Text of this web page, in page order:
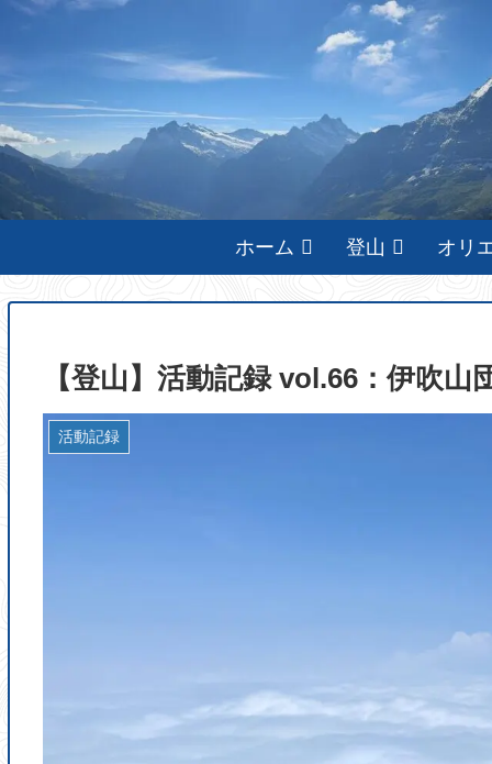
ホーム 登山 オリ
【登山】活動記録 vol.66：伊吹山
活動記録